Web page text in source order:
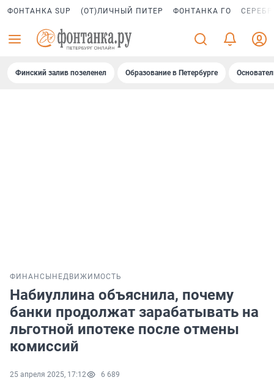
ФОНТАНКА SUP (ОТ)ЛИЧНЫЙ ПИТЕР ФОНТАНКА ГО
Финский залив позеленел Образование в Петербурге
ФИНАНСЫ НЕДВИЖИМОСТЬ
Набиуллина объяснила, почему
банки продолжат зарабатывать на
льготной ипотеке после отмены
комиссий
25 апреля 2025, 17:12 6 689